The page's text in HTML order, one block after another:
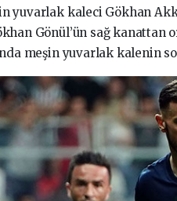
yuvarlak kaleci Gökhan
Gönül’ün sağ kanattan
meşin yuvarlak kalenin